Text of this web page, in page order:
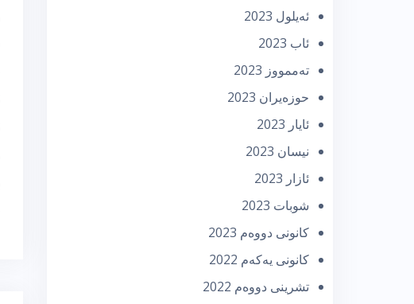
ئه‌یلول 2023
ئاب 2023
تەممووز 2023
حوزه‌یران 2023
ئایار 2023
نیسان 2023
ئازار 2023
شوبات 2023
كانونی دووه‌م 2023
كانونی یه‌كه‌م 2022
تشرینی دووه‌م 2022